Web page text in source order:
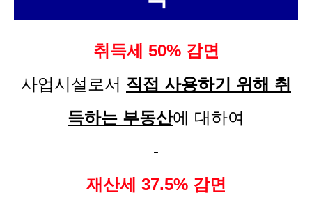
취득세 50% 감면
사업시설로서 직접 사용하기 위해 취
득하는 부동산에 대하여
-
재산세 37.5% 감면